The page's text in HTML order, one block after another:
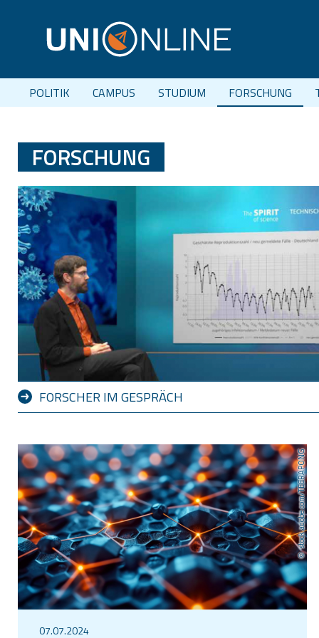
POLITIK CAMPUS STUDIUM FORSCHUNG
FORSCHUNG
FORSCHER IM GESPRÄCH
stock.adobe.com/TEERAPONG
07.07.2024